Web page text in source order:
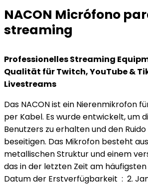
NACON Micrófono
streaming
Professionelles Streaming
Qualität für Twitch, YouTube &
Livestreams
Das NACON ist ein Nierenmikrofon
per Kabel. Es wurde entwickelt, um
Benutzers zu erhalten und den
beseitigen. Das Mikrofon besteht
metallischen Struktur und einem
das in der letzten Zeit am
Datum der